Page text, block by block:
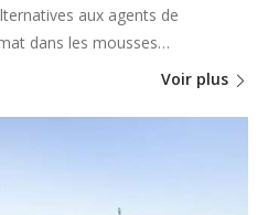
aux agents de
dans les mousses…
Voir plus